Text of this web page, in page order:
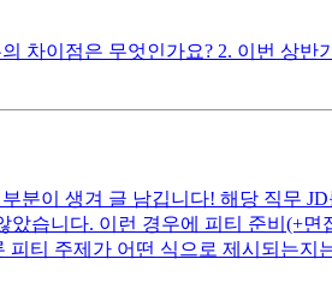
차이점은 무엇인가요? 2. 이번 상
분이 생겨 글 남깁니다! 해당 직무
습니다. 이런 경우에 피티 준비(+
티 주제가 어떤 식으로 제시되는